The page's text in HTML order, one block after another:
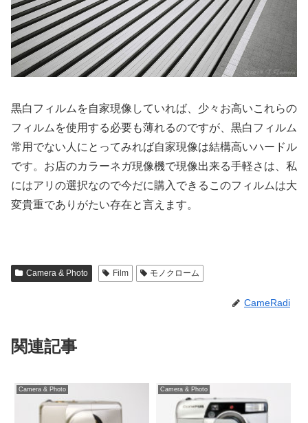
黒白フィルムを自家現像していれば、少々お高いこれらの
フィルムを使用する必要も薄れるのですが、黒白フィルム
常用でない人にとってみれば自家現像は結構高いハードル
です。お店のカラーネガ現像機で現像出来る手軽さは、私
にはアリの選択なので今だに購入できるこのフィルムは大
変貴重でありがたい存在と言えます。
Camera & Photo Film モノクローム
CameRadi
関連記事
Camera & Photo Camera & Photo